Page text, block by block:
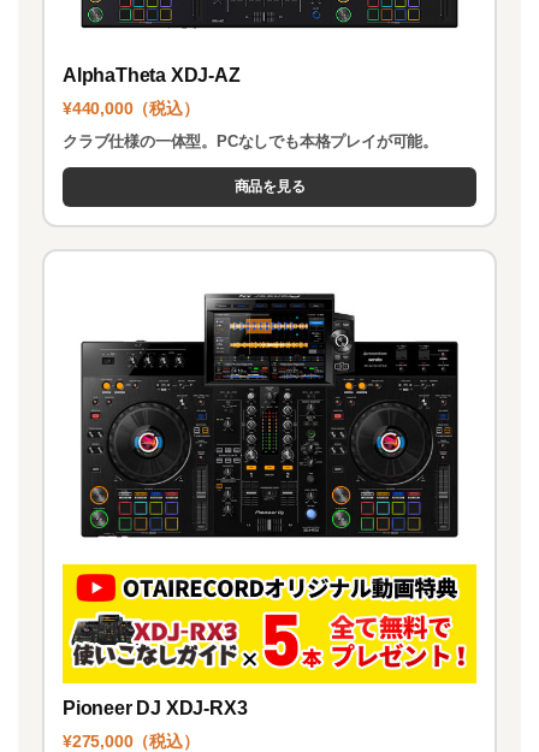
AlphaTheta XDJ-AZ
¥440,000（税込）
クラブ仕様の一体型。PCなしでも本格プレイが可能。
商品を見る
Pioneer DJ XDJ-RX3
¥275,000（税込）